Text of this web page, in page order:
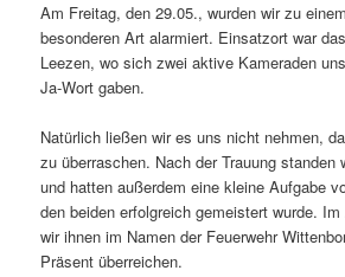
Am Freitag, den 29.05., wurden wir zu
besonderen Art alarmiert. Einsatzort war
Leezen, wo sich zwei aktive Kameraden
Ja-Wort gaben.
Natürlich ließen wir es uns nicht nehmen,
zu überraschen. Nach der Trauung standen
und hatten außerdem eine kleine Aufgabe
den beiden erfolgreich gemeistert wurde.
wir ihnen im Namen der Feuerwehr
Präsent überreichen.